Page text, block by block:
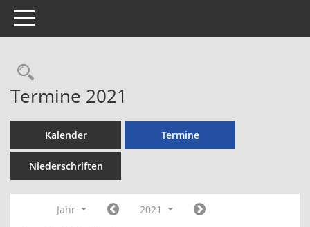
Toggle navigation
Rechercheauswahl
Termine 2021
Kalender Termine
Niederschriften
Jahr
2021